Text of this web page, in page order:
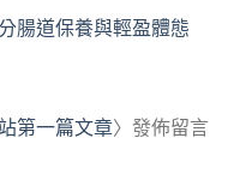
腸道保養與輕盈體態
第一篇文章〉發佈留言